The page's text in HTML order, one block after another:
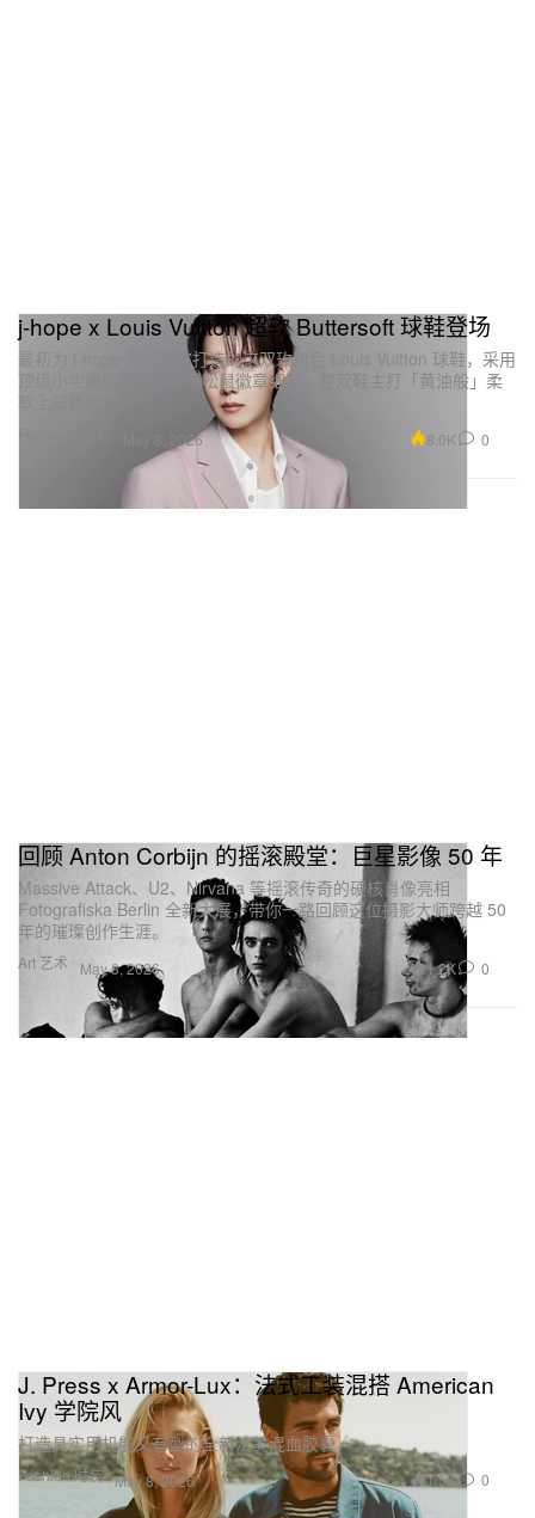
j-hope x Louis Vuitton 超软 Buttersoft 球鞋登场
最初为 j-hope 世界巡演打造的这双玫粉色 Louis Vuitton 球鞋，采用
顶级小牛麂皮鞋面，暗藏松鼠徽章细节，整双鞋主打「黄油般」柔
软上脚体验。
May 8, 2026 8.0K 0
Art 艺术
回顾 Anton Corbijn 的摇滚殿堂：巨星影像 50 年
Massive Attack、U2、Nirvana 等摇滚传奇的硬核肖像亮相
Fotografiska Berlin 全新大展，带你一路回顾这位摄影大师跨越 50
年的璀璨创作生涯。
May 8, 2026 1.2K 0
Fashion 时装
J. Press x Armor-Lux：法式工装混搭 American
Ivy 学院风
打造具实用机能又有型的全新法美混血胶囊。
May 8, 2026 1.5K 0